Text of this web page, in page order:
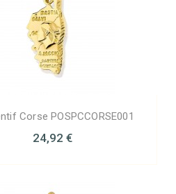
Corse POSPCCORSE001
24,92 €